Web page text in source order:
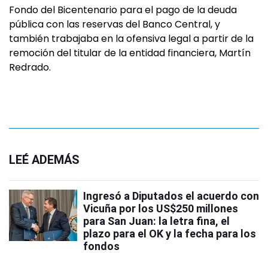
Fondo del Bicentenario para el pago de la deuda
pública con las reservas del Banco Central, y
también trabajaba en la ofensiva legal a partir de la
remoción del titular de la entidad financiera, Martín
Redrado.
LEÉ ADEMÁS
Ingresó a Diputados el acuerdo con
Vicuña por los US$250 millones
para San Juan: la letra fina, el
plazo para el OK y la fecha para los
fondos